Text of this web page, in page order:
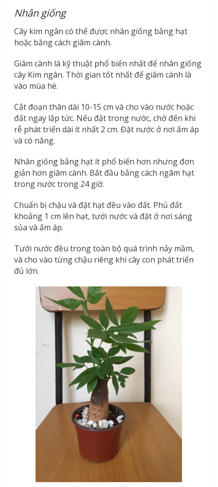
Nhân giống
Cây kim ngân có thể được nhân giống bằng hạt
hoặc bằng cách giâm cành.
Giâm cành là kỹ thuật phổ biến nhất để nhân giống
cây Kim ngân. Thời gian tốt nhất để giâm cành là
vào mùa hè.
Cắt đoạn thân dài 10-15 cm và cho vào nước hoặc
đất ngay lập tức. Nếu đặt trong nước, chờ đến khi
rễ phát triển dài ít nhất 2 cm. Đặt nước ở nơi ấm áp
và có nắng.
Nhân giống bằng hạt ít phổ biến hơn nhưng đơn
giản hơn giâm cành. Bắt đầu bằng cách ngâm hạt
trong nước trong 24 giờ.
Chuẩn bị chậu và đặt hạt đều vào đất. Phủ đất
khoảng 1 cm lên hạt, tưới nước và đặt ở nơi sáng
sủa và ấm áp.
Tưới nước đều trong toàn bộ quá trình nảy mầm,
và cho vào từng chậu riêng khi cây con phát triển
đủ lớn.